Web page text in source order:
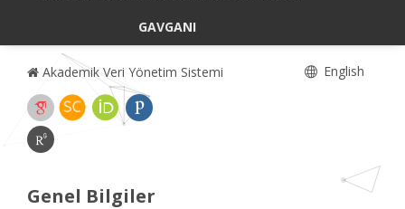
GAVGANI
Akademik Veri Yönetim Sistemi English
Genel Bilgiler